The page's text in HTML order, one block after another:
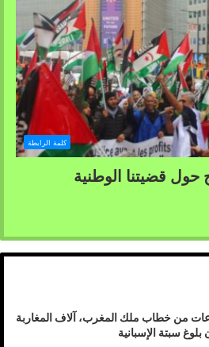
كلمة الرابطة
حول قضيتنا الوطنية
من خطاب ملك المغرب، آلاف المغاربة
بلوغ سبتة الإسبانية